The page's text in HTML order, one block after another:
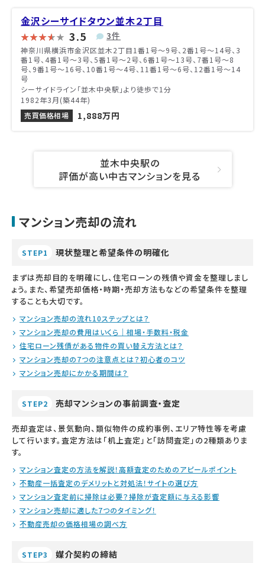
金沢シーサイドタウン並木２丁目
3.5 3件
神奈川県横浜市金沢区並木2丁目1番1号〜9号、2番1号〜14号、3
番1号、4番1号〜3号、5番1号〜2号、6番1号〜13号、7番1号〜8
号、9番1号〜16号、10番1号〜4号、11番1号〜6号、12番1号〜14
号
シーサイドライン「並木中央駅」より徒歩で1分
1982年3月(築44年)
売買価格相場
1,888万円
並木中央駅の
評価が高い中古マンションを見る
マンション売却の流れ
STEP1 現状整理と希望条件の明確化
まずは売却目的を明確にし、住宅ローンの残債や資金を整理しまし
ょう。また、希望売却価格・時期・売却方法もなどの希望条件を整理
することも大切です。
マンション売却の流れ10ステップとは？
マンション売却の費用はいくら｜相場・手数料・税金
住宅ローン残債がある物件の買い替え方法とは？
マンション売却の7つの注意点とは？初心者のコツ
マンション売却にかかる期間は？
STEP2 売却マンションの事前調査・査定
売却査定は、景気動向、類似物件の成約事例、エリア特性等を考慮
して行います。査定方法は「机上査定」と「訪問査定」の2種類ありま
す。
マンション査定の方法を解説！高額査定のためのアピールポイント
不動産一括査定のデメリットと対処法！サイトの選び方
マンション査定前に掃除は必要？掃除が査定額に与える影響
マンション売却に適した7つのタイミング！
不動産売却の価格相場の調べ方
STEP3 媒介契約の締結